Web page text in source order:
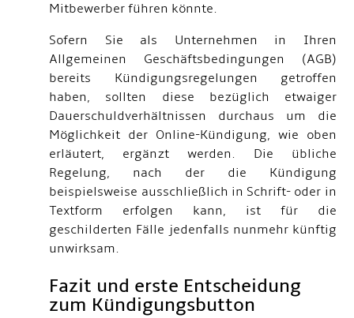
Mitbewerber führen könnte.
Sofern Sie als Unternehmen in Ihren
Allgemeinen Geschäftsbedingungen (AGB)
bereits Kündigungsregelungen getroffen
haben, sollten diese bezüglich etwaiger
Dauerschuldverhältnissen durchaus um die
Möglichkeit der Online-Kündigung, wie oben
erläutert, ergänzt werden. Die übliche
Regelung, nach der die Kündigung
beispielsweise ausschließlich in Schrift- oder in
Textform erfolgen kann, ist für die
geschilderten Fälle jedenfalls nunmehr künftig
unwirksam.
Fazit und erste Entscheidung
zum Kündigungsbutton